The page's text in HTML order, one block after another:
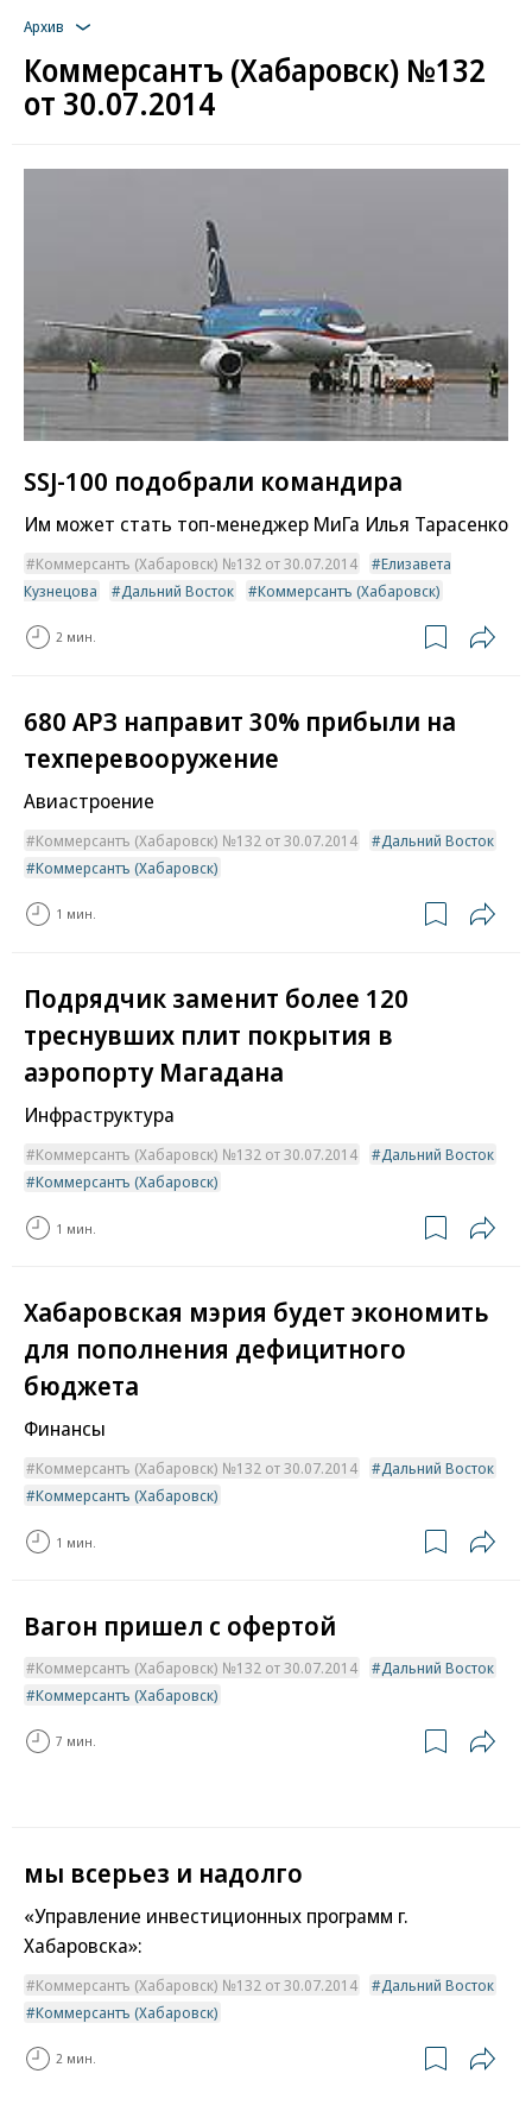
Архив
Коммерсантъ (Хабаровск) №132
от 30.07.2014
SSJ-100 подобрали командира
Им может стать топ-менеджер МиГа Илья Тарасенко
Коммерсантъ (Хабаровск) №132 от 30.07.2014
Елизавета
Кузнецова
Дальний Восток Коммерсантъ (Хабаровск)
2 мин.
680 АРЗ направит 30% прибыли на
техперевооружение
Авиастроение
Коммерсантъ (Хабаровск) №132 от 30.07.2014
Дальний Восток
Коммерсантъ (Хабаровск)
1 мин.
Подрядчик заменит более 120
треснувших плит покрытия в
аэропорту Магадана
Инфраструктура
Коммерсантъ (Хабаровск) №132 от 30.07.2014
Дальний Восток
Коммерсантъ (Хабаровск)
1 мин.
Хабаровская мэрия будет экономить
для пополнения дефицитного
бюджета
Финансы
Коммерсантъ (Хабаровск) №132 от 30.07.2014
Дальний Восток
Коммерсантъ (Хабаровск)
1 мин.
Вагон пришел с офертой
Коммерсантъ (Хабаровск) №132 от 30.07.2014
Дальний Восток
Коммерсантъ (Хабаровск)
7 мин.
мы всерьез и надолго
«Управление инвестиционных программ г.
Хабаровска»:
Коммерсантъ (Хабаровск) №132 от 30.07.2014
Дальний Восток
Коммерсантъ (Хабаровск)
2 мин.